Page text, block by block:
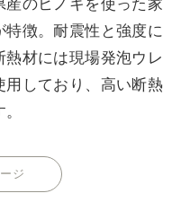
のヒノキを使った家
徴。耐震性と強度に
熱材には現場発泡ウレ
用しており、高い断熱
ジ